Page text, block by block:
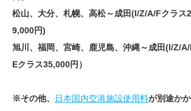
松山、大分、札幌、高松～成田(I/Z/A/Fクラス
9,000円)
旭川、福岡、宮崎、鹿児島、沖縄～成田(I/Z/
Eクラス35,000円）
※その他、 日本国内空港施設使用料が別途かか